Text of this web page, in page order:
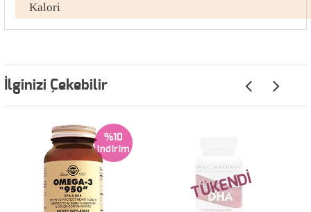
Kalori
İlginizi Çekebilir
%10
TÜKENDİ